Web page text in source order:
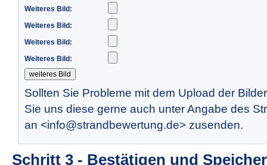
Weiteres Bild:
Weiteres Bild:
Weiteres Bild:
Weiteres Bild:
Sollten Sie Probleme mit dem Upload der
Sie uns diese gerne auch unter Angabe des
an <info@strandbewertung.de> zusenden.
Schritt 3 - Bestätigen und